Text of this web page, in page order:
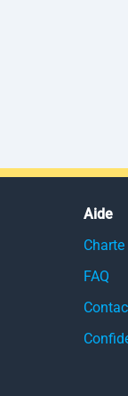
Aide
Charte
FAQ